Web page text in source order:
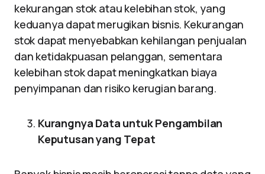
kekurangan stok atau kelebihan stok, yang
keduanya dapat merugikan bisnis. Kekurangan
stok dapat menyebabkan kehilangan penjualan
dan ketidakpuasan pelanggan, sementara
kelebihan stok dapat meningkatkan biaya
penyimpanan dan risiko kerugian barang.
Kurangnya Data untuk Pengambilan
Keputusan yang Tepat